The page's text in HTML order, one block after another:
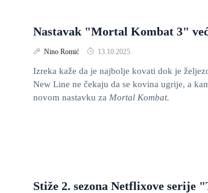
Nastavak "Mortal Kombat 3"
Nino Romić 13.10.2025.
Izreka kaže da je najbolje kovati dok je
New Line ne čekaju da se kovina ugrije, a
novom nastavku za Mortal Kombat.
Stiže 2. sezona Netflixove serije